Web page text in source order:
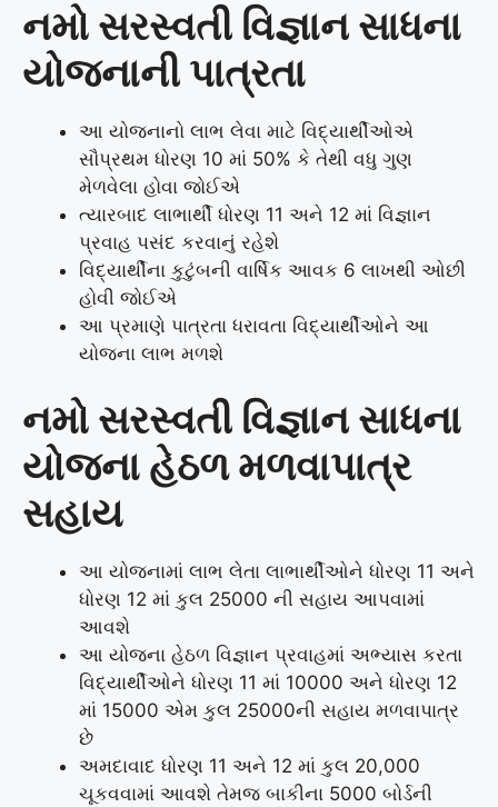
નમો સરસ્વતી વિજ્ઞાન સાધના
યોજનાની પાત્રતા
આ યોજનાનો લાભ લેવા માટે વિદ્યાર્થીઓએ
સૌપ્રથમ ધોરણ 10 માં 50% કે તેથી વધુ ગુણ
મેળવેલા હોવા જોઈએ
ત્યારબાદ લાભાર્થી ધોરણ 11 અને 12 માં વિજ્ઞાન
પ્રવાહ પસંદ કરવાનું રહેશે
વિદ્યાર્થીના કુટુંબની વાર્ષિક આવક 6 લાખથી ઓછી
હોવી જોઈએ
આ પ્રમાણે પાત્રતા ધરાવતા વિદ્યાર્થીઓને આ
યોજના લાભ મળશે
નમો સરસ્વતી વિજ્ઞાન સાધના
યોજના હેઠળ મળવાપાત્ર
સહાય
આ યોજનામાં લાભ લેતા લાભાર્થીઓને ધોરણ 11 અને
ધોરણ 12 માં કુલ 25000 ની સહાય આપવામાં
આવશે
આ યોજના હેઠળ વિજ્ઞાન પ્રવાહમાં અભ્યાસ કરતા
વિદ્યાર્થીઓને ધોરણ 11 માં 10000 અને ધોરણ 12
માં 15000 એમ કુલ 25000ની સહાય મળવાપાત્ર
છે
અમદાવાદ ધોરણ 11 અને 12 માં કુલ 20,000
ચૂકવવામાં આવશે તેમજ બાકીના 5000 બોર્ડની